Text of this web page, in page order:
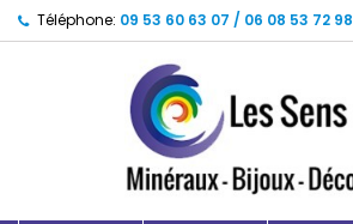
Téléphone: 09 53 60 63 07 / 06 08 53 72 98